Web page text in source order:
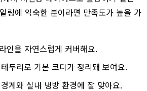
링에 익숙한 분이라면 만족도가 높을 가
인을 자연스럽게 커버해요.
두리로 기본 코디가 정리돼 보여요.
계와 실내 냉방 환경에 잘 맞아요.